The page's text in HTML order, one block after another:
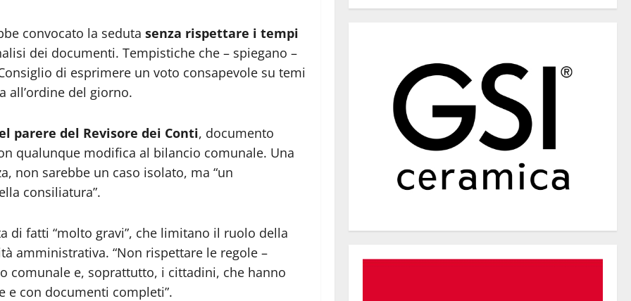
convocato la seduta senza rispettare i tempi
dei documenti. Tempistiche che – spiegano –
di esprimere un voto consapevole su temi
all’ordine del giorno.
parere del Revisore dei Conti, documento
qualunque modifica al bilancio comunale. Una
non sarebbe un caso isolato, ma “un
consiliatura”.
di fatti “molto gravi”, che limitano il ruolo della
amministrativa. “Non rispettare le regole –
comunale e, soprattutto, i cittadini, che hanno
e con documenti completi”.